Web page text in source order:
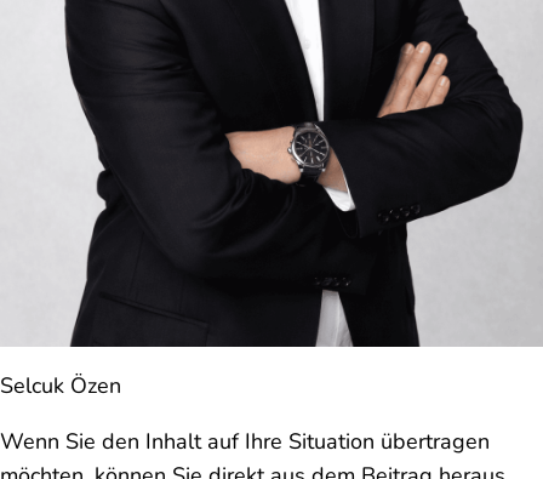
Selcuk Özen
Wenn Sie den Inhalt auf Ihre Situation übertragen